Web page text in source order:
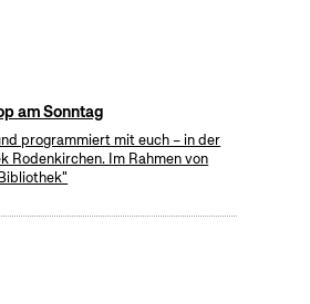
am Sonntag
programmiert mit euch – in der
Rodenkirchen. Im Rahmen von